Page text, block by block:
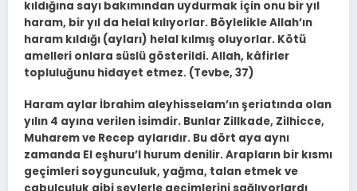
kıldığına sayı bakımından uydurmak için onu bir yıl
haram, bir yıl da helal kılıyorlar. Böylelikle Allah’ın
haram kıldığı (ayları) helal kılmış oluyorlar. Kötü
amelleri onlara süslü gösterildi. Allah, kâfirler
topluluğunu hidayet etmez. (Tevbe, 37)
Haram aylar İbrahim aleyhisselam’ın şeriatında olan
yılın 4 ayına verilen isimdir. Bunlar Zillkade, Zilhicce,
Muharem ve Recep aylarıdır. Bu dört aya aynı
zamanda El eşhuru’l hurum denilir. Arapların bir kısmı
geçimleri soygunculuk, yağma, talan etmek ve